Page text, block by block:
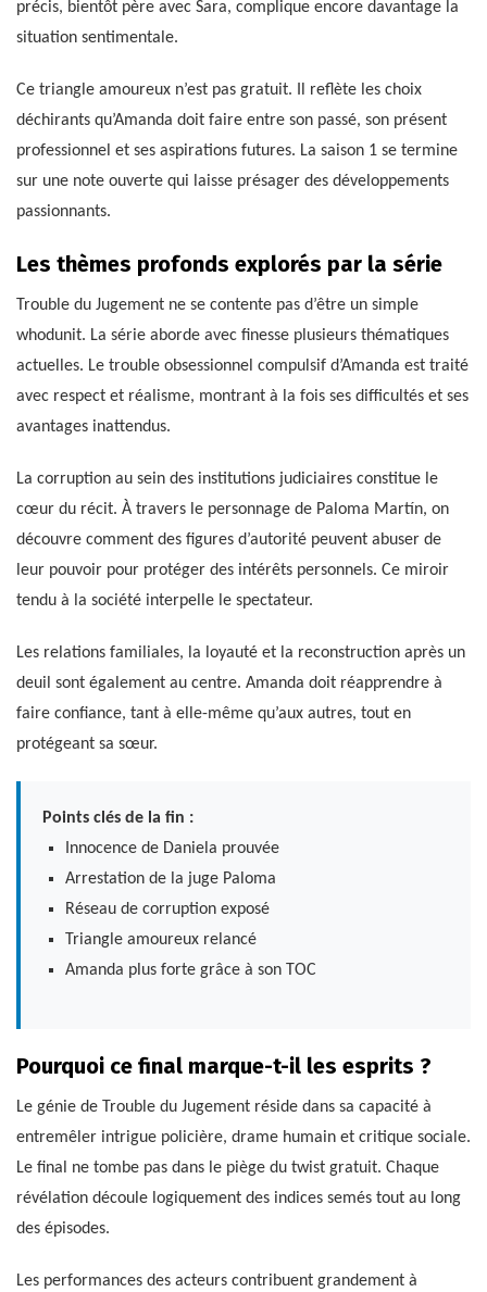
précis, bientôt père avec Sara, complique encore davantage la
situation sentimentale.
Ce triangle amoureux n’est pas gratuit. Il reflète les choix
déchirants qu’Amanda doit faire entre son passé, son présent
professionnel et ses aspirations futures. La saison 1 se termine
sur une note ouverte qui laisse présager des développements
passionnants.
Les thèmes profonds explorés par la série
Trouble du Jugement ne se contente pas d’être un simple
whodunit. La série aborde avec finesse plusieurs thématiques
actuelles. Le trouble obsessionnel compulsif d’Amanda est traité
avec respect et réalisme, montrant à la fois ses difficultés et ses
avantages inattendus.
La corruption au sein des institutions judiciaires constitue le
cœur du récit. À travers le personnage de Paloma Martín, on
découvre comment des figures d’autorité peuvent abuser de
leur pouvoir pour protéger des intérêts personnels. Ce miroir
tendu à la société interpelle le spectateur.
Les relations familiales, la loyauté et la reconstruction après un
deuil sont également au centre. Amanda doit réapprendre à
faire confiance, tant à elle-même qu’aux autres, tout en
protégeant sa sœur.
Points clés de la fin :
Innocence de Daniela prouvée
Arrestation de la juge Paloma
Réseau de corruption exposé
Triangle amoureux relancé
Amanda plus forte grâce à son TOC
Pourquoi ce final marque-t-il les esprits ?
Le génie de Trouble du Jugement réside dans sa capacité à
entremêler intrigue policière, drame humain et critique sociale.
Le final ne tombe pas dans le piège du twist gratuit. Chaque
révélation découle logiquement des indices semés tout au long
des épisodes.
Les performances des acteurs contribuent grandement à